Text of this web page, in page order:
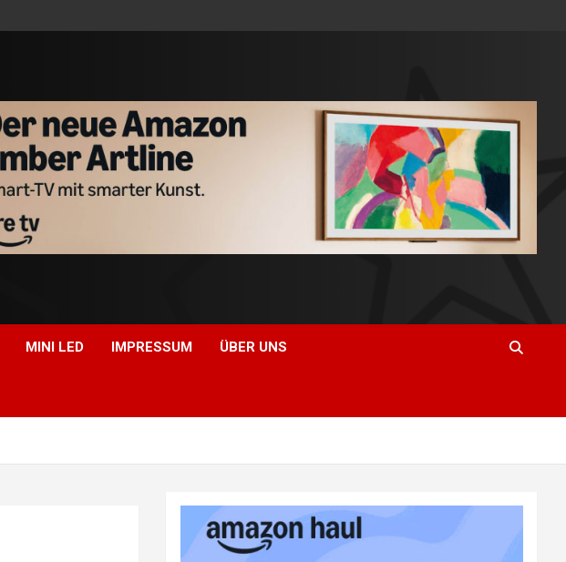
MINI LED IMPRESSUM ÜBER UNS